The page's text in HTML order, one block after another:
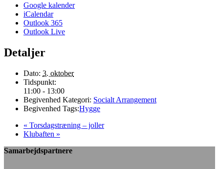
Google kalender
iCalendar
Outlook 365
Outlook Live
Detaljer
Dato: 3. oktober
Tidspunkt:
11:00 - 13:00
Begivenhed Kategori: Socialt Arrangement
Begivenhed Tags:Hygge
« Torsdagstræning – joller
Klubaften »
Samarbejdspartnere